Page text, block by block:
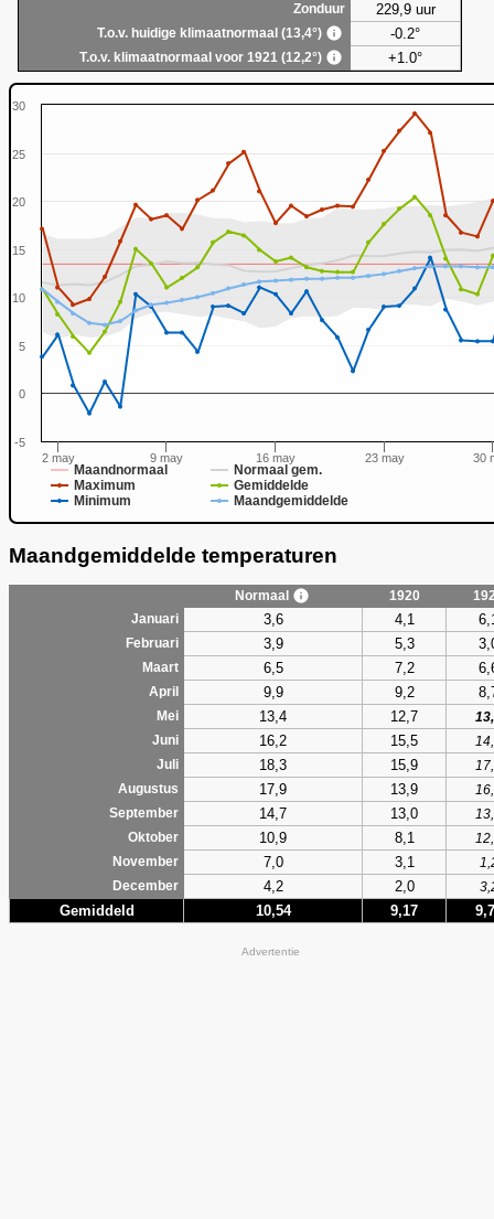
Zonduur
229,9 uur
T.o.v. huidige klimaatnormaal (13,4°) -0.2°
T.o.v. klimaatnormaal voor 1921 (12,2°) +1.0°
Maandnormaal
Normaal gem.
Maximum
Gemiddelde
Minimum
Maandgemiddelde
2 may 9 may 16 may 23 may 30
-5
0
5
10
15
20
25
30
Maandgemiddelde temperaturen
Normaal 1920
Januari
3,6 4,1
Februari 3,9 5,3
Maart 6,5 7,2
April 9,9 9,2
Mei 13,4 12,7
Juni
16,2 15,5
Juli
18,3 15,9
Augustus
17,9 13,9
September
14,7 13,0
Oktober
10,9 8,1
November
7,0 3,1
December
4,2 2,0
Gemiddeld 10,54 9,17
Advertentie